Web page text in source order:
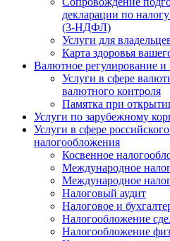
декларации по
(3-НДФЛ)
Услуги для
Карта здоровья
Валютное регулирование
Услуги в сфере
валютного контроля
Памятка при
Услуги по зарубежному
Услуги в сфере
налогообложения
Косвенное
Международное
Международное
Налоговый аудит
Налоговое и
Налогообложение
Налогообложение